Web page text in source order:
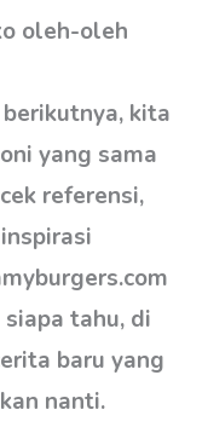
oleh-oleh
kita
yang sama
referensi,
tahu, di
baru yang
nanti.